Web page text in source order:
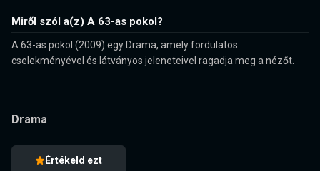
Miről szól a(z) A 63-as pokol?
A 63-as pokol (2009) egy Drama, amely fordulatos
cselekményével és látványos jeleneteivel ragadja meg a nézőt.
Drama
Értékeld ezt